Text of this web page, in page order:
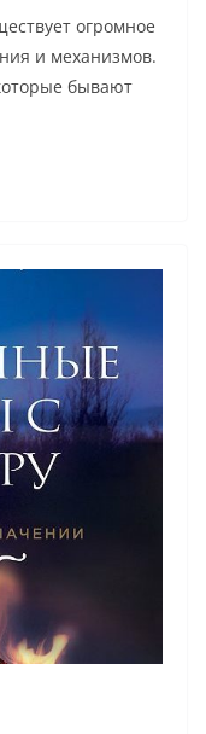
огромное
и механизмов.
бывают